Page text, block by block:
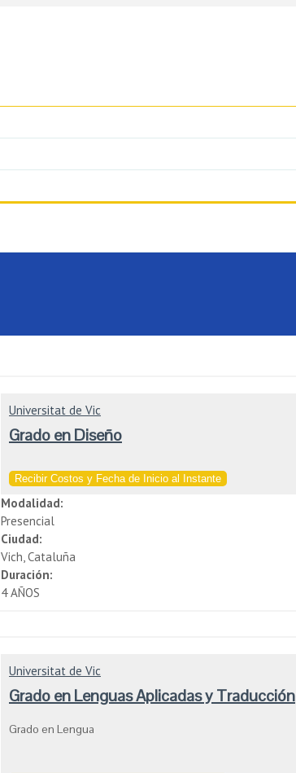
Universitat de Vic
Grado en Diseño
Recibir Costos y Fecha de Inicio al Instante
Modalidad:
Presencial
Ciudad:
Vich, Cataluña
Duración:
4 AÑOS
Universitat de Vic
Grado en Lenguas Aplicadas y Traducción
Grado en Lengua